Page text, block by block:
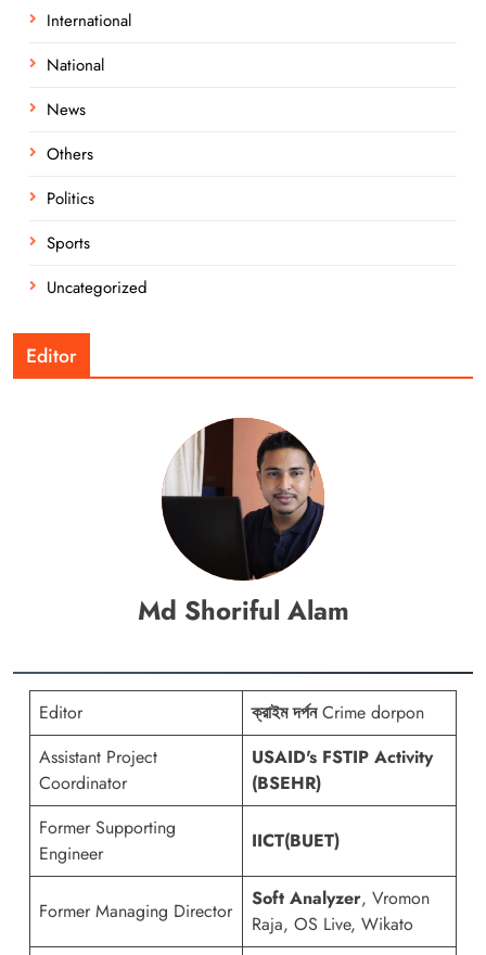
International
National
News
Others
Politics
Sports
Uncategorized
Editor
Md Shoriful Alam
Editor ক্রাইম দর্পনCrime dorpon
Assistant Project
Coordinator
USAID's FSTIP Activity
(BSEHR)
Former Supporting
Engineer
IICT(BUET)
Former Managing Director
Soft Analyzer, Vromon
Raja, OS Live, Wikato